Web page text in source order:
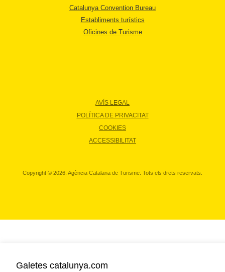
Catalunya Convention Bureau
Establiments turístics
Oficines de Turisme
AVÍS LEGAL
POLÍTICA DE PRIVACITAT
COOKIES
ACCESSIBILITAT
Copyright © 2026. Agència Catalana de Turisme. Tots els drets reservats.
Galetes catalunya.com